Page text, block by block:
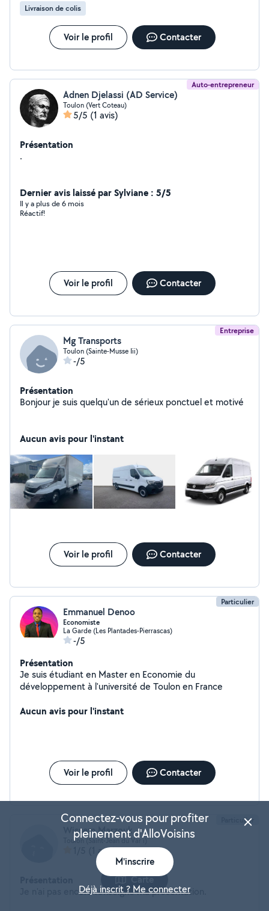
Livraison de colis
Voir le profil Contacter
Auto-entrepreneur
Adnen Djelassi (AD Service)
Toulon (Vert Coteau)
5/5 (1 avis)
Présentation
.
Dernier avis laissé par Sylviane : 5/5
Il y a plus de 6 mois
Réactif!
Voir le profil Contacter
Entreprise
Mg Transports
Toulon (Sainte-Musse Iii)
-/5
Présentation
Bonjour je suis quelqu'un de sérieux ponctuel et motivé
Aucun avis pour l'instant
Voir le profil Contacter
Particulier
Emmanuel Denoo
Economiste
La Garde (Les Plantades-Pierrascas)
-/5
Présentation
Je suis étudiant en Master en Economie du
développement à l'université de Toulon en France
Aucun avis pour l'instant
Voir le profil Contacter
Particulier
Wissem Marzouk
Toulon (Saint-Jean du Var i)
(1 avis)
Je n'ai pas encore renseigné ma présentation.
Carte
Connectez-vous pour profiter
pleinement d'AlloVoisins
M'inscrire
Déjà inscrit ? Me connecter